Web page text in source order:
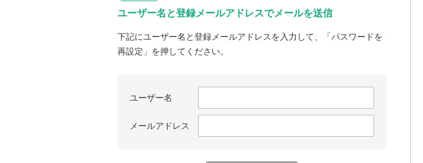
ユーザー名と登録メールアドレスでメールを送信
下記にユーザー名と登録メールアドレスを入力して、「パスワードを
再設定」を押してください。
ユーザー名
メールアドレス